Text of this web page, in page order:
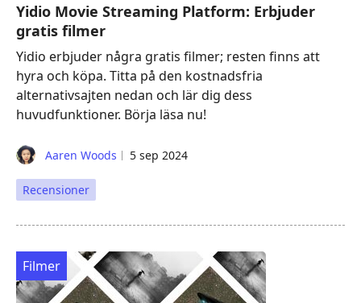
Yidio Movie Streaming Platform: Erbjuder
gratis filmer
Yidio erbjuder några gratis filmer; resten finns att
hyra och köpa. Titta på den kostnadsfria
alternativsajten nedan och lär dig dess
huvudfunktioner. Börja läsa nu!
Aaren Woods 5 sep 2024
Recensioner
Filmer